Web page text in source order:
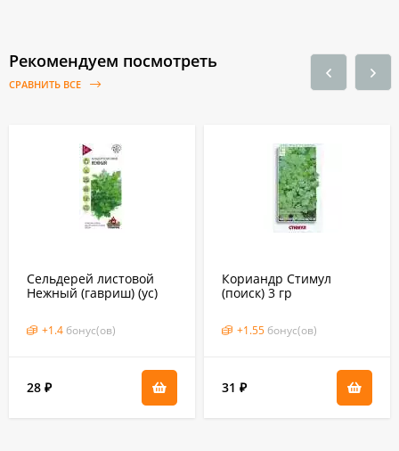
Рекомендуем посмотреть
СРАВНИТЬ ВСЕ
Сельдерей листовой
Нежный (гавриш) (ус)
+1.4 бонус(ов)
28 ₽
Кориандр Стимул
(поиск) 3 гр
+1.55 бонус(ов)
31 ₽